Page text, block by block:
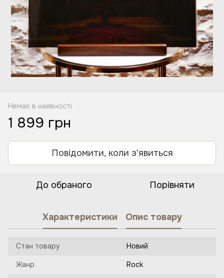
Немає в наявності
1 899 грн
Повідомити, коли з'явиться
До обраного Порівняти
Характеристики Опис товару
Стан товару Новий
Жанр Rock